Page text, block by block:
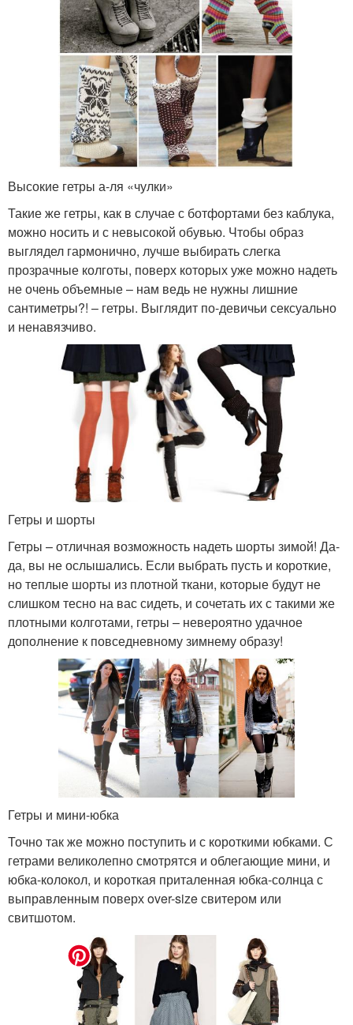
Высокие гетры а-ля «чулки»
Такие же гетры, как в случае с ботфортами без каблука,
можно носить и с невысокой обувью. Чтобы образ
выглядел гармонично, лучше выбирать слегка
прозрачные колготы, поверх которых уже можно надеть
не очень объемные – нам ведь не нужны лишние
сантиметры?! – гетры. Выглядит по-девичьи сексуально
и ненавязчиво.
Гетры и шорты
Гетры – отличная возможность надеть шорты зимой! Да-
да, вы не ослышались. Если выбрать пусть и короткие,
но теплые шорты из плотной ткани, которые будут не
слишком тесно на вас сидеть, и сочетать их с такими же
плотными колготами, гетры – невероятно удачное
дополнение к повседневному зимнему образу!
Гетры и мини-юбка
Точно так же можно поступить и с короткими юбками. С
гетрами великолепно смотрятся и облегающие мини, и
юбка-колокол, и короткая приталенная юбка-солнца с
выправленным поверх over-size свитером или
свитшотом.